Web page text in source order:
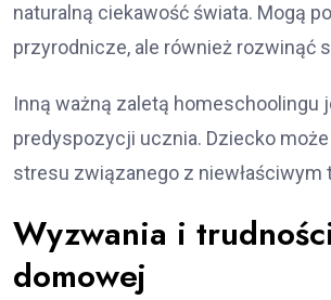
naturalną ciekawość świata. Mogą
przyrodnicze, ale również rozwinąć
Inną ważną zaletą homeschoolingu
predyspozycji ucznia. Dziecko
stresu związanego z niewłaściwym
Wyzwania i
domowej